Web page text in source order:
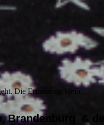
Die Erinnerung bleibt.
Brandenburg &